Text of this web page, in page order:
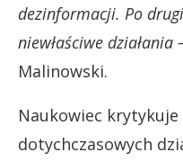
dezinformacji. Po
niewłaściwe działania
Malinowski.
Naukowiec krytykuje
dotychczasowych